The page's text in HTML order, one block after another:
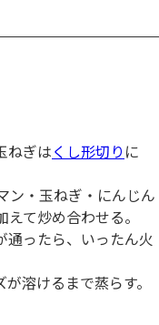
ねぎはくし形切り に
ン・玉ねぎ・にんじん
て炒め合わせる。
通ったら、いったん火
溶けるまで蒸らす。